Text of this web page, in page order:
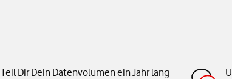
Teil Dir Dein Datenvolumen ein Jahr lang